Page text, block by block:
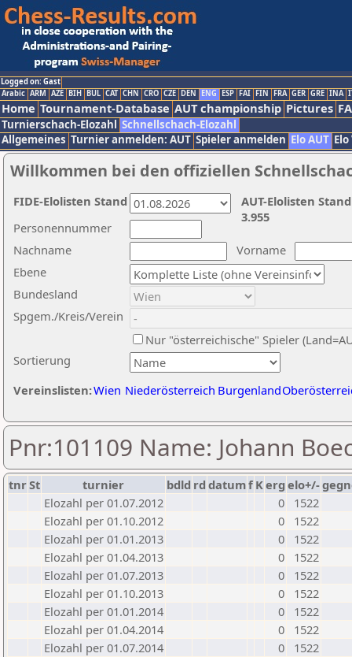
Logged on: Gast
Arabic ARM AZE BIH BUL CAT CHN CRO CZE DEN ENG ESP FAI FIN FRA GER GRE INA
Home Tournament-Database AUT championship Pictures
Turnierschach-Elozahl Schnellschach-Elozahl
Allgemeines Turnier anmelden: AUT Spieler anmelden Elo AUT
Willkommen bei den offiziellen
Nachname
Vorname
Ebene
Sortierung
Personennummer
Bundesland
Spgem./Kreis/Verein
Nur "österreichische" Spieler
Vereinslisten:Wien Niederösterreich Burgenland
AUT-Elolisten
3.955
FIDE-Elolisten Stand
Pnr:101109 Name: Johann
tnrSt turnier bdld rd datumf Kerg elo+/-
Elozahl per 01.07.2012
0
1522
Elozahl per 01.10.2012
0
1522
Elozahl per 01.01.2013
0
1522
Elozahl per 01.04.2013
0
1522
Elozahl per 01.07.2013
0
1522
Elozahl per 01.10.2013
0
1522
Elozahl per 01.01.2014
0
1522
Elozahl per 01.04.2014
0
1522
Elozahl per 01.07.2014
0
1522